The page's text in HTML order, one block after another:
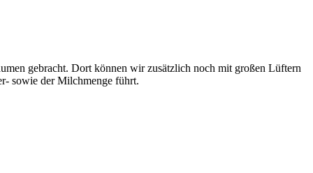
gebracht. Dort können wir zusätzlich noch mit großen Lüftern
sowie der Milchmenge führt.